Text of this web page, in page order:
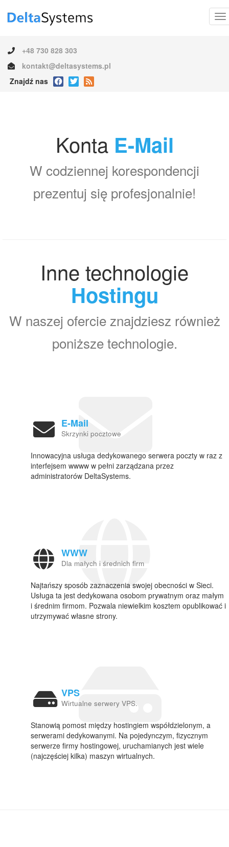
+48 730 828 303
kontakt@deltasystems.pl
Znajdź nas
Konta E-Mail
W codziennej korespondencji
prezentuj się profesjonalnie!
Inne technologie
Hostingu
W naszej ofercie znajdziesz również
poniższe technologie.
E-Mail
Skrzynki pocztowe
Innowacyjna usługa dedykowanego serwera poczty w raz z
interfejsem wwww w pełni zarządzana przez
administratorów DeltaSystems.
WWW
Dla małych i średnich firm
Najtańszy sposób zaznaczenia swojej obecności w Sieci.
Usługa ta jest dedykowana osobom prywatnym oraz małym
i średnim firmom. Pozwala niewielkim kosztem opublikować i
utrzymywać własne strony.
VPS
Wirtualne serwery VPS.
Stanowią pomost między hostingiem współdzielonym, a
serwerami dedykowanymi. Na pojedynczym, fizycznym
serwerze firmy hostingowej, uruchamianych jest wiele
(najczęściej kilka) maszyn wirtualnych.